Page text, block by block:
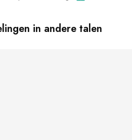
in andere talen